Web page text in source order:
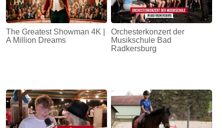
The Greatest Showman 4K |
A Million Dreams
Orchesterkonzert der
Musikschule Bad
Radkersburg